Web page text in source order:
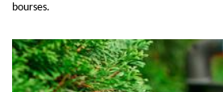
bourses.